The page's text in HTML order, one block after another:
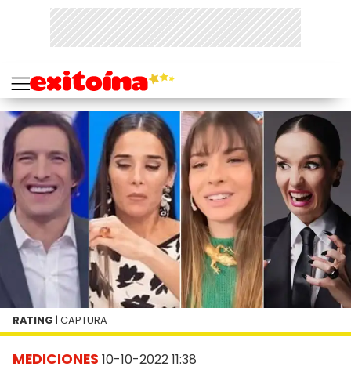
MEDICIONES 10-10-2022 11:38
RATING | CAPTURA